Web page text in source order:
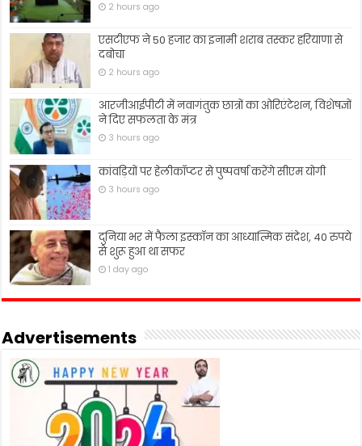
2 hours ago
एसटीएफ ने 50 हजार का इनामी शराब तस्कर हरियाणा से
दबोचा
2 hours ago
आरजीआईपीटी में नवागंतुक छात्रों का ओरिएंटेशन, विशेषज्ञों
ने दिए सफलता के मंत्र
3 hours ago
कांवड़ियों पर हेलीकॉप्टर से पुष्पवर्षा करेंगे सीएम योगी
3 hours ago
दुनिया भर में फैला इस्कॉन का आध्यात्मिक संदेश, 40 रुपये
से शुरू हुआ था सफर
1 day ago
Advertisements